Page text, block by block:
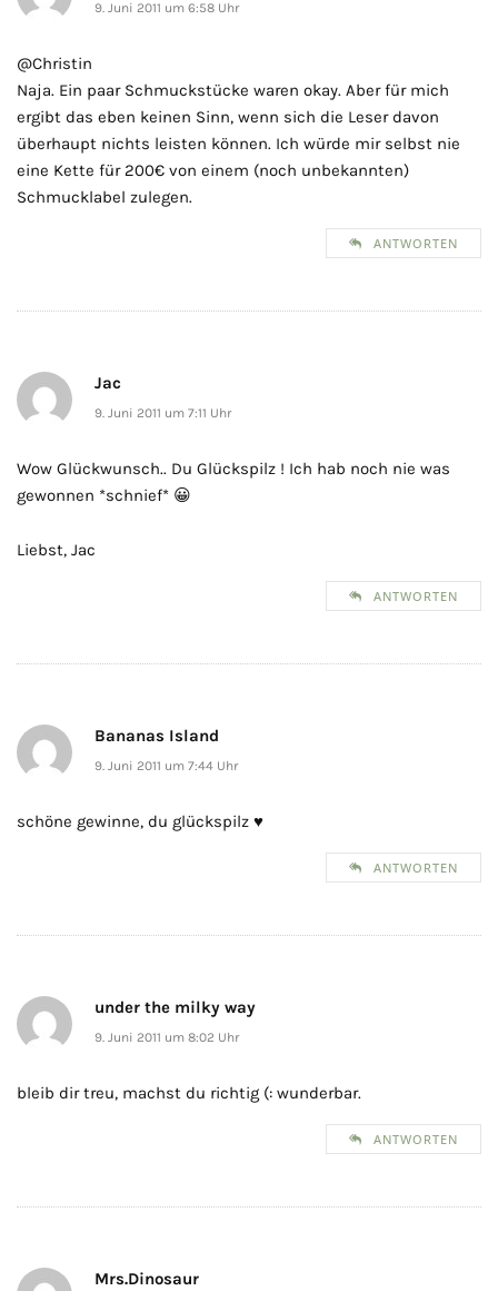
9. Juni 2011 um 6:58 Uhr
@Christin
Naja. Ein paar Schmuckstücke waren okay. Aber für mich
ergibt das eben keinen Sinn, wenn sich die Leser davon
überhaupt nichts leisten können. Ich würde mir selbst nie
eine Kette für 200€ von einem (noch unbekannten)
Schmucklabel zulegen.
ANTWORTEN
Jac
9. Juni 2011 um 7:11 Uhr
Wow Glückwunsch.. Du Glückspilz ! Ich hab noch nie was
gewonnen *schnief* 😀
Liebst, Jac
ANTWORTEN
Bananas Island
9. Juni 2011 um 7:44 Uhr
schöne gewinne, du glückspilz ♥
ANTWORTEN
under the milky way
9. Juni 2011 um 8:02 Uhr
bleib dir treu, machst du richtig (: wunderbar.
ANTWORTEN
Mrs.Dinosaur